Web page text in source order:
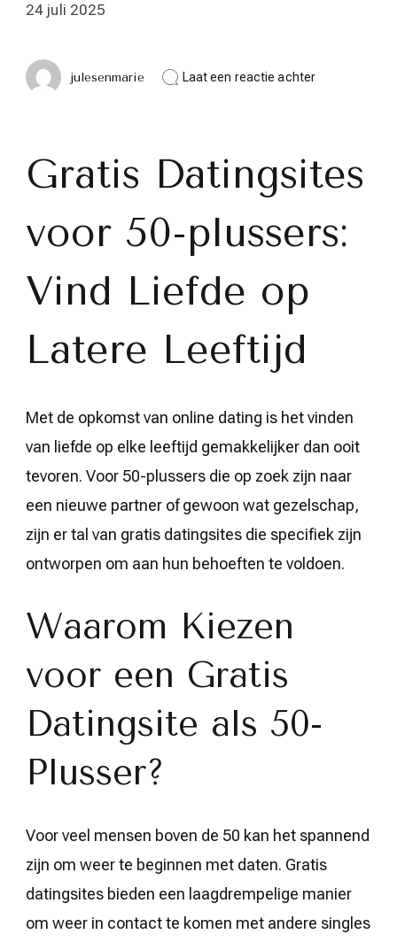
24 juli 2025
julesenmarie Laat een reactie achterop
voor
50-
België
Gratis Datingsites
voor 50-plussers:
Vind Liefde op
Latere Leeftijd
Met de opkomst van online dating is het vinden
van liefde op elke leeftijd gemakkelijker dan ooit
tevoren. Voor 50-plussers die op zoek zijn naar
een nieuwe partner of gewoon wat gezelschap,
zijn er tal van gratis datingsites die specifiek zijn
ontworpen om aan hun behoeften te voldoen.
Waarom Kiezen
voor een Gratis
Datingsite als 50-
Plusser?
Voor veel mensen boven de 50 kan het spannend
zijn om weer te beginnen met daten. Gratis
datingsites bieden een laagdrempelige manier
om weer in contact te komen met andere singles